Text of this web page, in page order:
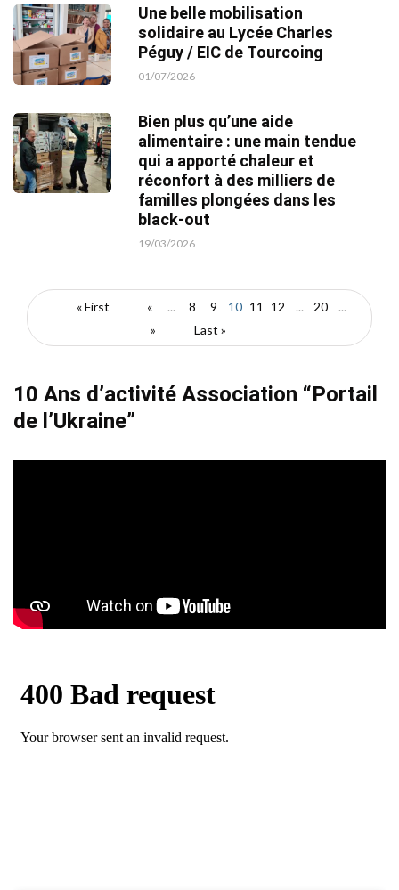
Une belle mobilisation
solidaire au Lycée Charles
Péguy / EIC de Tourcoing
01/07/2026
Bien plus qu’une aide
alimentaire : une main tendue
qui a apporté chaleur et
réconfort à des milliers de
familles plongées dans les
black-out
19/03/2026
« First « ... 8 9 10 11 12 ... 20
...
»
Last »
10 Ans d’activité Association “Portail
de l’Ukraine”